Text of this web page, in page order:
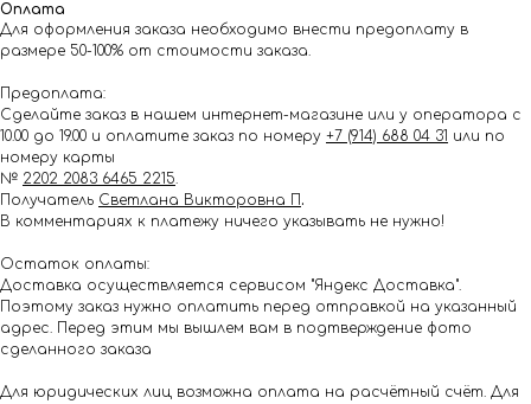
Оплата
Для оформления заказа необходимо внести предоплату в
размере 50-100% от стоимости заказа.
Предоплата:
Сделайте заказ в нашем интернет-магазине или у оператора с
10.00 до 19.00 и оплатите заказ по номеру +7 (914) 688 04 31 или по
номеру карты
№ 2202 2083 6465 2215.
Получатель Светлана Викторовна П .
В комментариях к платежу ничего указывать не нужно!
Остаток оплаты:
Доставка осуществляется сервисом "Яндекс Доставка".
Поэтому заказ нужно оплатить перед отправкой на указанный
адрес. Перед этим мы вышлем вам в подтверждение фото
сделанного заказа
Для юридических лиц возможна оплата на расчётный счёт. Для